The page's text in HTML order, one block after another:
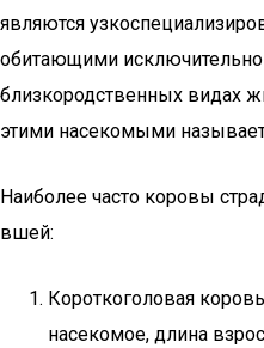
являются
обитающими
близкородственных видах
этими насекомыми
Наиболее часто коровы
вшей:
Короткоголовая
насекомое, длина